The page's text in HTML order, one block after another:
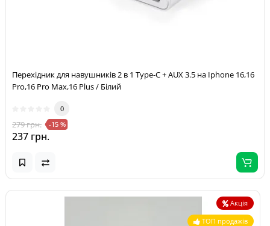
Перехідник для навушників 2 в 1 Type-C + AUX 3.5 на Iphone 16,16
Pro,16 Pro Max,16 Plus / Білий
0
279 грн. -15 %
237 грн.
Акція
ТОП продажів